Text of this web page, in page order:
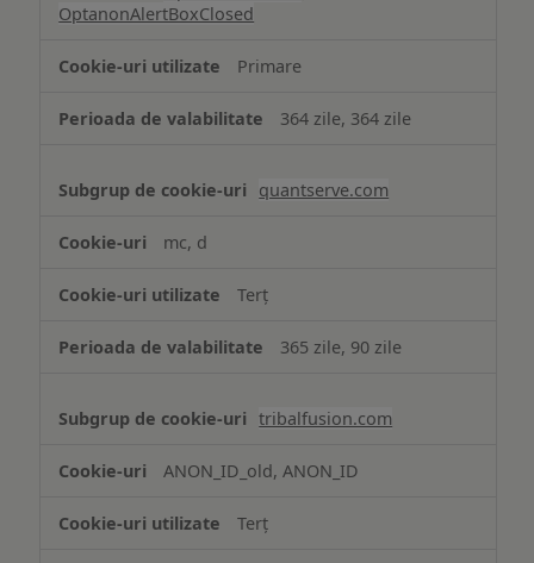
OptanonAlertBoxClosed
Primare
364 zile, 364 zile
quantserve.com
mc, d
Terț
365 zile, 90 zile
tribalfusion.com
ANON_ID_old, ANON_ID
Terț